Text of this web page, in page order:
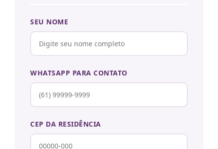
SEU NOME
WHATSAPP PARA CONTATO
CEP DA RESIDÊNCIA